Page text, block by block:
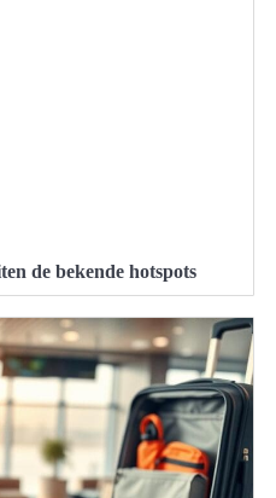
de bekende hotspots